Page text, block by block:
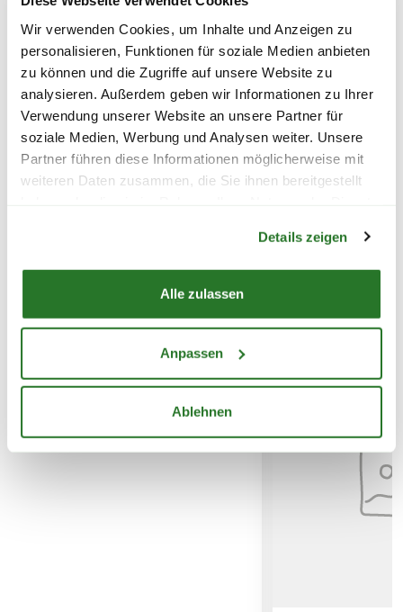
Wir verwenden Cookies, um Inhalte und Anzeigen zu
personalisieren, Funktionen für soziale Medien anbieten
zu können und die Zugriffe auf unsere Website zu
analysieren. Außerdem geben wir Informationen zu Ihrer
Verwendung unserer Website an unsere Partner für
soziale Medien, Werbung und Analysen weiter. Unsere
Partner führen diese Informationen möglicherweise mit
weiteren Daten zusammen, die Sie ihnen bereitgestellt
Details zeigen
Alle zulassen
Anpassen
Ablehnen
L, weiß
19,99
inkl. MwSt. zzgl. Versandkosten
rosa
27,99
inkl. MwSt.
WEITERE PRODUKTE